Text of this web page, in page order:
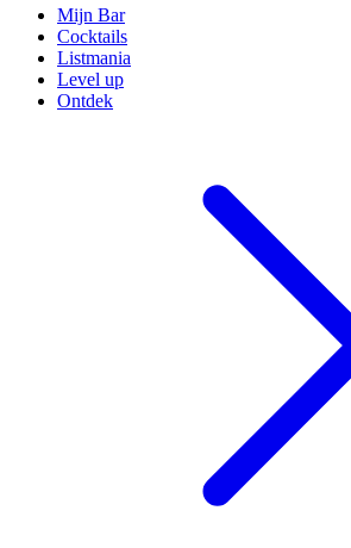
Mijn Bar
Cocktails
Listmania
Level up
Ontdek